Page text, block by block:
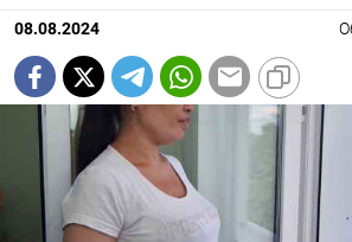
08.08.2024